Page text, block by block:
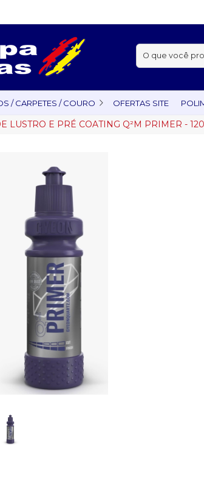
Buscar:
/ CARPETES / COURO OFERTAS SITE
LUSTRO E PRÉ COATING Q²M PRIMER -